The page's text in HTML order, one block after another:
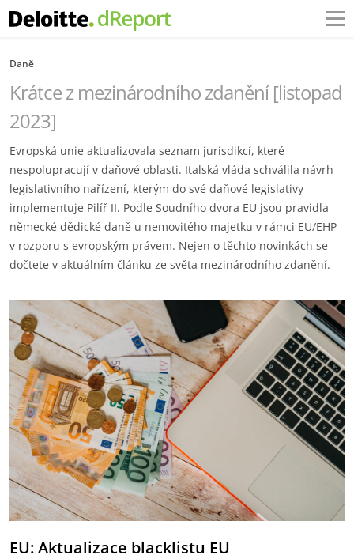
Daně
Krátce z mezinárodního zdanění [listopad
2023]
Evropská unie aktualizovala seznam jurisdikcí, které
nespolupracují v daňové oblasti. Italská vláda schválila návrh
legislativního nařízení, kterým do své daňové legislativy
implementuje Pilíř II. Podle Soudního dvora EU jsou pravidla
německé dědické daně u nemovitého majetku v rámci EU/EHP
v rozporu s evropským právem. Nejen o těchto novinkách se
dočtete v aktuálním článku ze světa mezinárodního zdanění.
EU: Aktualizace blacklistu EU